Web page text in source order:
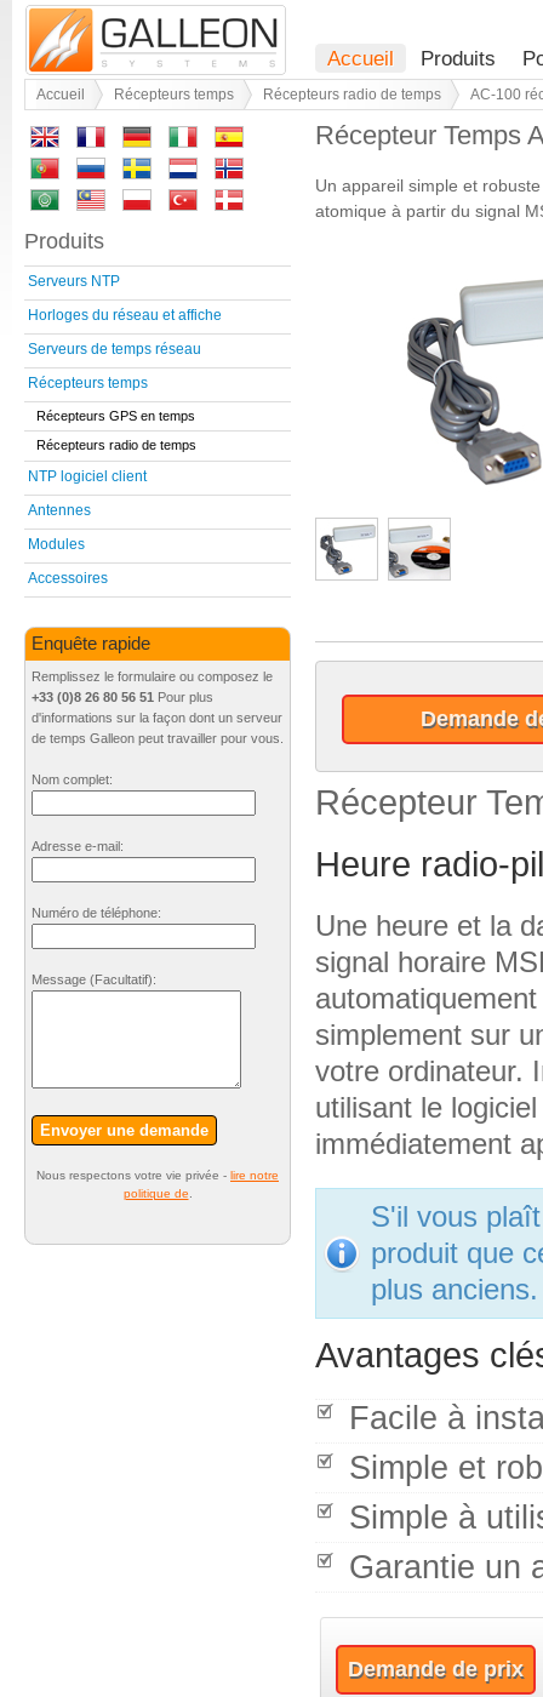
Accueil Produits
Accueil Récepteurs temps Récepteurs radio de temps AC-100
Récepteur Temps
Un appareil simple et
atomique à partir du signal
Demande
Récepteur
Heure radio-
Une heure et la
signal horaire
simplement sur
votre ordinateur.
utilisant le
immédiatement
S'il vous
produit que
plus anciens.
Avantages
Facile à
Simple et
Simple à
Garantie un
Demande de prix
Produits
Serveurs NTP
Horloges du réseau et affiche
Serveurs de temps réseau
Récepteurs temps
Récepteurs GPS en temps
Récepteurs radio de temps
NTP logiciel client
Antennes
Modules
Accessoires
Enquête rapide
Remplissez le formulaire ou composez le
+33 (0)8 26 80 56 51 Pour plus
d'informations sur la façon dont un serveur
de temps Galleon peut travailler pour vous.
Nom complet:
Adresse e-mail:
Numéro de téléphone:
Message (Facultatif):
Envoyer une demande
Nous respectons votre vie privée - lire notre
politique de